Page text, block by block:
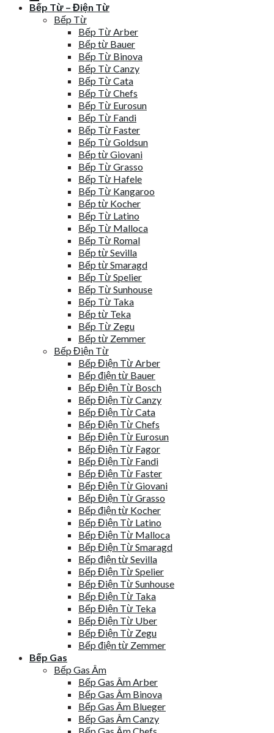
Bếp Từ – Điện Từ
Bếp Từ
Bếp Từ Arber
Bếp từ Bauer
Bếp Từ Binova
Bếp Từ Canzy
Bếp Từ Cata
Bếp Từ Chefs
Bếp Từ Eurosun
Bếp Từ Fandi
Bếp Từ Faster
Bếp Từ Goldsun
Bếp từ Giovani
Bếp Từ Grasso
Bếp Từ Hafele
Bếp Từ Kangaroo
Bếp từ Kocher
Bếp Từ Latino
Bếp Từ Malloca
Bếp Từ Romal
Bếp từ Sevilla
Bếp từ Smaragd
Bếp Từ Spelier
Bếp Từ Sunhouse
Bếp Từ Taka
Bếp từ Teka
Bếp Từ Zegu
Bếp từ Zemmer
Bếp Điện Từ
Bếp Điện Từ Arber
Bếp điện từ Bauer
Bếp Điện Từ Bosch
Bếp Điện Từ Canzy
Bếp Điện Từ Cata
Bếp Điện Từ Chefs
Bếp Điện Từ Eurosun
Bếp Điện Từ Fagor
Bếp Điện Từ Fandi
Bếp Điện Từ Faster
Bếp Điện Từ Giovani
Bếp Điện Từ Grasso
Bếp điện từ Kocher
Bếp Điện Từ Latino
Bếp Điện Từ Malloca
Bếp Điện Từ Smaragd
Bếp điện từ Sevilla
Bếp Điện Từ Spelier
Bếp Điện Từ Sunhouse
Bếp Điện Từ Taka
Bếp Điện Từ Teka
Bếp Điện Từ Uber
Bếp Điện Từ Zegu
Bếp điện từ Zemmer
Bếp Gas
Bếp Gas Âm
Bếp Gas Âm Arber
Bếp Gas Âm Binova
Bếp Gas Âm Blueger
Bếp Gas Âm Canzy
Bếp Gas Âm Chefs